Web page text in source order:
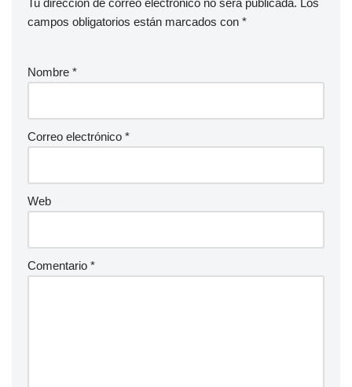
Tu dirección de correo electrónico no será publicada. Los
campos obligatorios están marcados con *
Nombre *
Correo electrónico *
Web
Comentario *